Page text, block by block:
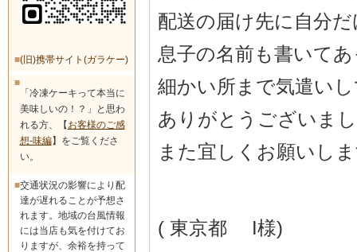
■(旧)携帯サイト(ガラケー)
■
「冷凍ケーキって本当に
美味しいの！？」と思わ
れる方、【 お客様のご感
想-味編】をご覧くださ
い。
■交通状況の影響により配
達が遅れることが予想さ
れます。地域の台風情報
には当店も気を付けてお
りますが、余裕を持って
配送の届け先に自分
息子の名前も書いて
細かい所まで気遣い
ありがとうございま
また宜しくお願いし
( 東京都 I様)